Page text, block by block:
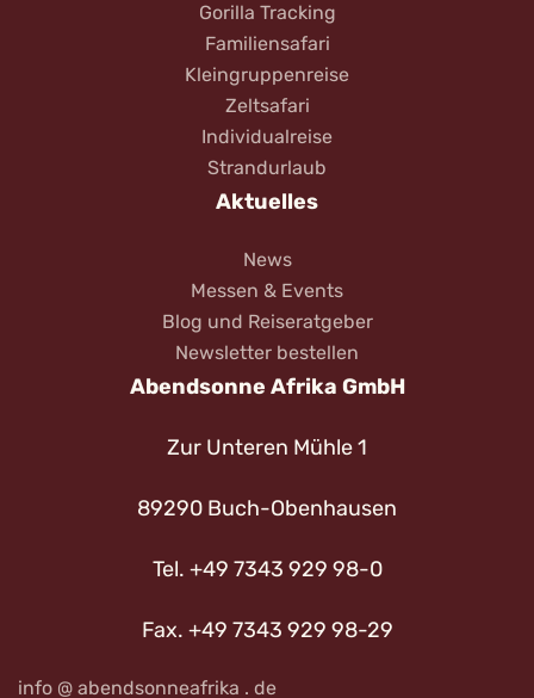
Gorilla Tracking
Familiensafari
Kleingruppenreise
Zeltsafari
Individualreise
Strandurlaub
Aktuelles
News
Messen & Events
Blog und Reiseratgeber
Newsletter bestellen
Abendsonne Afrika GmbH
Zur Unteren Mühle 1
89290 Buch-Obenhausen
Tel. +49 7343 929 98-0
Fax. +49 7343 929 98-29
info @ abendsonneafrika . de